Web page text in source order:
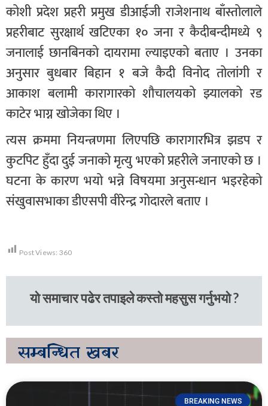
कोशी प्रदेश प्रहरी प्रमुख डीआईजी राजेशनाथ बाँस्तोलाले
प्रहरीबाट सुरक्षार्थ खटिएका १० जना र कैदीबन्दीमध्ये ९
जनालाई छानबिनको दायरामा ल्याइएको बताए । उनका
अनुसार बुधबार बिहान १ बजे कैदी विनोद तोलांगी र
आकाश बलामी कारागारको शौचालयको झ्यालको रड
काटेर भाग्न खोजेका थिए ।
त्यस क्रममा नियन्त्रणमा लिएपछि कारागारभित्र झडप र
कुटपिट हुँदा दुई जनाको मृत्यु भएको प्रहरीले जनाएको छ ।
घटना के कारण भयो भन्ने विषयमा अनुसन्धान भइरहेको
संखुवासभाका डीएसपी वीरेन्द्र गोदारले बताए ।
Post Views: 360
यो समाचार पढेर तपाइले कस्तो महसुस गर्नुभयो ?
सम्बन्धित खबर
BREAKING NEWS